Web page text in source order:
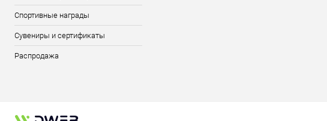
Спортивные награды
Сувениры и сертификаты
Распродажа